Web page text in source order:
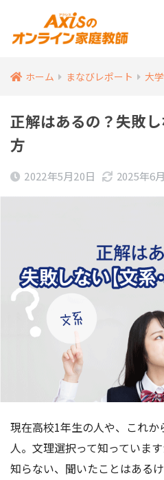
ホーム まなびレポート 大
正解はあるの？失敗
方
2022年5月20日 2025年6
現在高校1年生の人や、これか
人。文理選択って知っています
知らない、聞いたことはある